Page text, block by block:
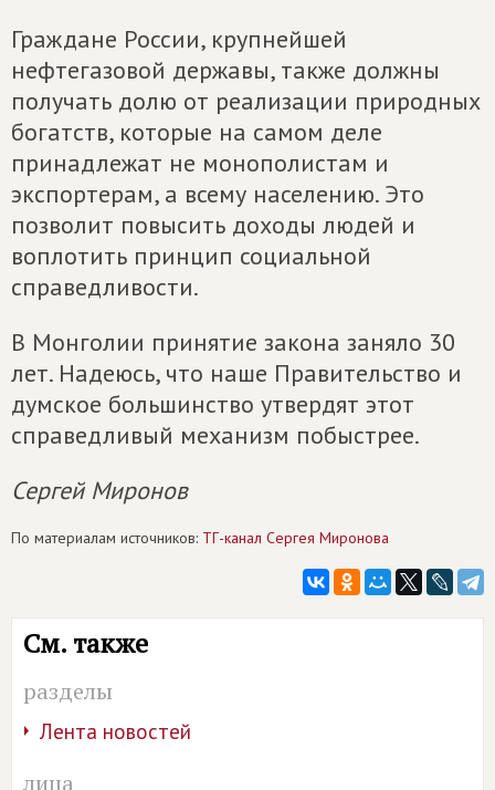
Граждане России, крупнейшей
нефтегазовой державы, также должны
получать долю от реализации природных
богатств, которые на самом деле
принадлежат не монополистам и
экспортерам, а всему населению. Это
позволит повысить доходы людей и
воплотить принцип социальной
справедливости.
В Монголии принятие закона заняло 30
лет. Надеюсь, что наше Правительство и
думское большинство утвердят этот
справедливый механизм побыстрее.
Сергей Миронов
По материалам источников: ТГ-канал Сергея Миронова
См. также
разделы
Лента новостей
лица